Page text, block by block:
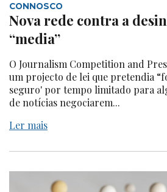
CONNOSCO
Nova rede contra a
“media”
O Journalism Competition and
um projecto de lei que pretendia
seguro' por tempo limitado para
de notícias negociarem...
Ler mais